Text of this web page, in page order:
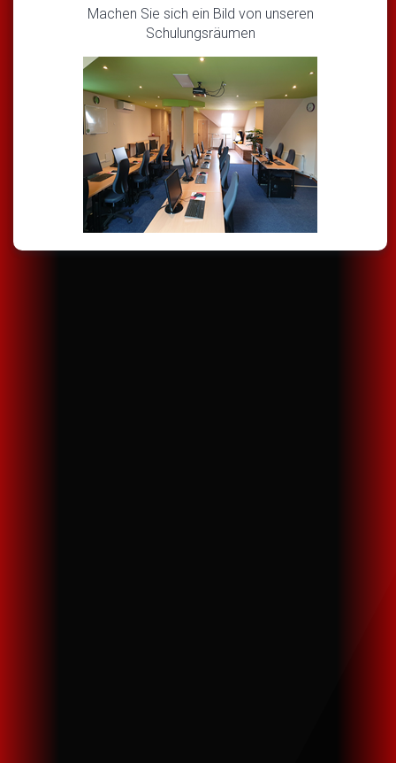
Machen Sie sich ein Bild von unseren
Schulungsräumen